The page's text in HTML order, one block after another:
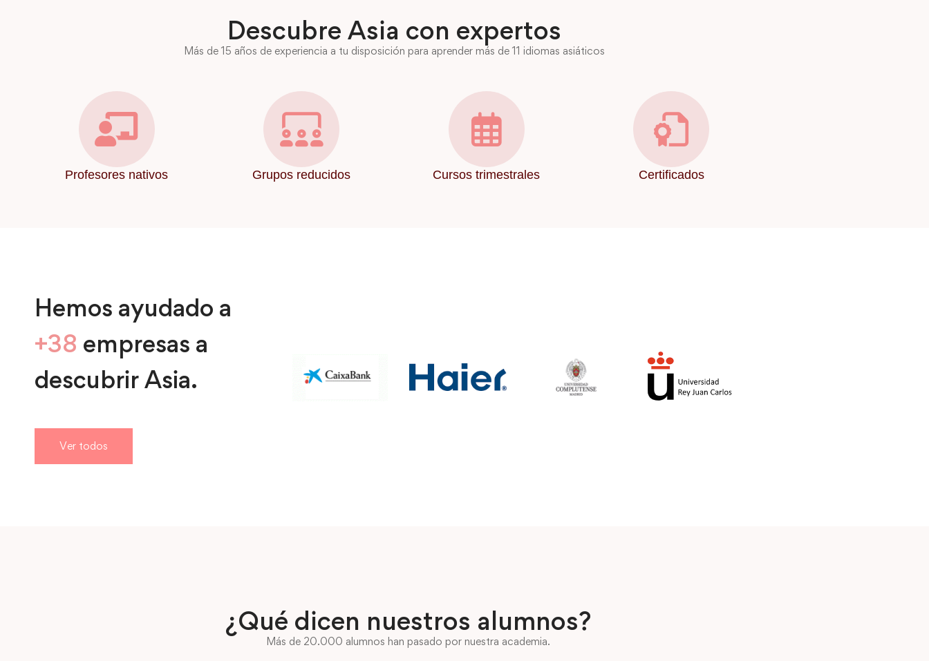
Descubre Asia con expertos
Más de 15 años de experiencia a tu disposición para aprender más de 11 idiomas asiáticos
Profesores nativos Grupos reducidos Cursos trimestrales Certificados
Hemos ayudado a
+38 empresas a
descubrir Asia.
Ver todos
¿Qué dicen nuestros alumnos?
Más de 20.000 alumnos han pasado por nuestra academia.